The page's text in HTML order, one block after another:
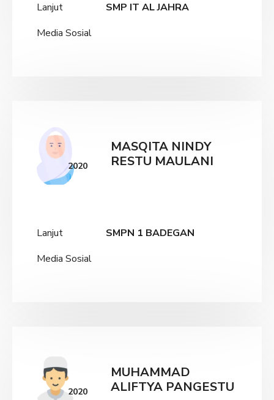
Lanjut
SMP IT AL JAHRA
Media Sosial
2020
MASQITA NINDY
RESTU MAULANI
Lanjut
SMPN 1 BADEGAN
Media Sosial
2020
MUHAMMAD
ALIFTYA PANGESTU